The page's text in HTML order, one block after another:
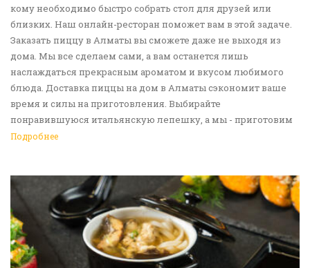
кому необходимо быстро собрать стол для друзей или
близких. Наш онлайн-ресторан поможет вам в этой задаче.
Заказать пиццу в Алматы вы сможете даже не выходя из
дома. Мы все сделаем сами, а вам останется лишь
наслаждаться прекрасным ароматом и вкусом любимого
блюда. Доставка пиццы на дом в Алматы сэкономит ваше
время и силы на приготовления. Выбирайте
понравившуюся итальянскую лепешку, а мы - приготовим
ее в лучших традициях. Доставка еды в Алматы -
Подробнее